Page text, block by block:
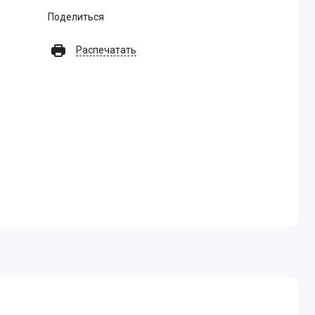
Поделиться
Распечатать